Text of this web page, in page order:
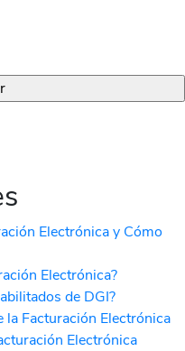
Electrónica y Cómo
Electrónica?
de DGI?
la Facturación Electrónica
Electrónica